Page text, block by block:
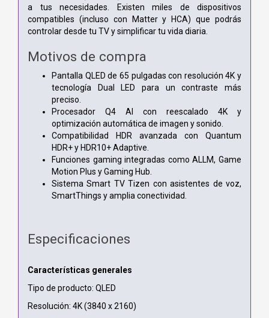
a tus necesidades. Existen miles de dispositivos
compatibles (incluso con Matter y HCA) que podrás
controlar desde tu TV y simplificar tu vida diaria.
Motivos de compra
Pantalla QLED de 65 pulgadas con resolución 4K y
tecnología Dual LED para un contraste más
preciso.
Procesador Q4 AI con reescalado 4K y
optimización automática de imagen y sonido.
Compatibilidad HDR avanzada con Quantum
HDR+ y HDR10+ Adaptive.
Funciones gaming integradas como ALLM, Game
Motion Plus y Gaming Hub.
Sistema Smart TV Tizen con asistentes de voz,
SmartThings y amplia conectividad.
Especificaciones
Características generales
Tipo de producto: QLED
Resolución: 4K (3840 x 2160)